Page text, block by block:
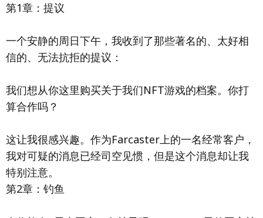
第1章：提议
一个安静的周日下午，我收到了那些著名的、太好相
信的、无法抗拒的提议：
我们想从你这里购买关于我们NFT游戏的档案。你打
算合作吗？
这让我很感兴趣。作为Farcaster上的一名经常客户，
我对可疑的消息已经司空见惯，但是这个消息却让我
特别注意。
第2章：钓鱼